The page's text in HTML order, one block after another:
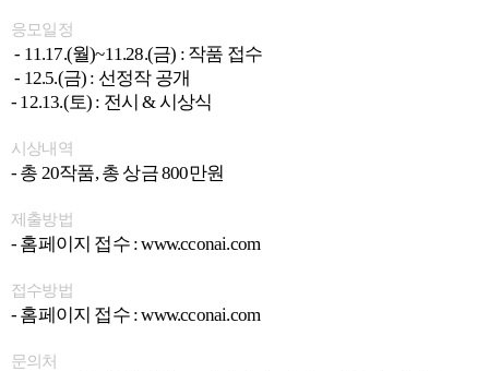
응모일정
- 11.17.(월)~11.28.(금) : 작품 접수
- 12.5.(금) : 선정작 공개
- 12.13.(토) : 전시 & 시상식
시상내역
- 총 20작품, 총 상금 800만원
제출방법
- 홈페이지 접수 : www.cconai.com
접수방법
- 홈페이지 접수 : www.cconai.com
문의처